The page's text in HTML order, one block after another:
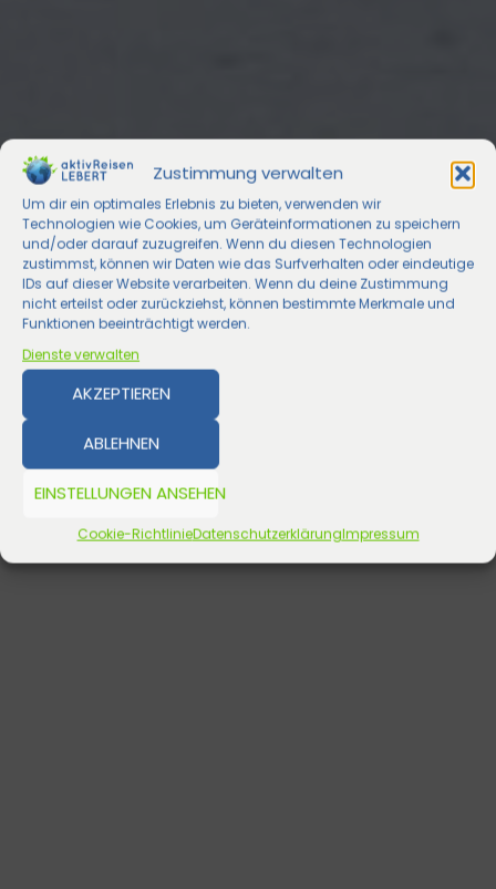
Zustimmung verwalten
Um dir ein optimales Erlebnis zu bieten, verwenden wir
Technologien wie Cookies, um Geräteinformationen zu speichern
und/oder darauf zuzugreifen. Wenn du diesen Technologien
zustimmst, können wir Daten wie das Surfverhalten oder eindeutige
IDs auf dieser Website verarbeiten. Wenn du deine Zustimmung
nicht erteilst oder zurückziehst, können bestimmte Merkmale und
Funktionen beeinträchtigt werden.
Dienste verwalten
AKZEPTIEREN
ABLEHNEN
EINSTELLUNGEN ANSEHEN
Cookie-RichtlinieDatenschutzerklärungImpressum